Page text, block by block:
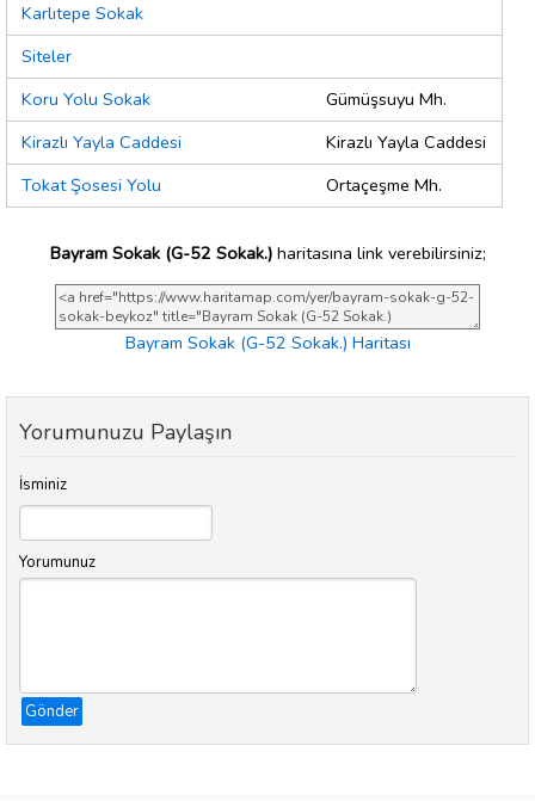
Karlıtepe Sokak
Siteler
Koru Yolu Sokak
Gümüşsuyu Mh.
Kirazlı Yayla Caddesi
Kirazlı Yayla Caddesi
Tokat Şosesi Yolu
Ortaçeşme Mh.
Bayram Sokak (G-52 Sokak.)haritasına link verebilirsiniz;
Bayram Sokak (G-52 Sokak.) Haritası
Yorumunuzu Paylaşın
İsminiz
Yorumunuz
Gönder